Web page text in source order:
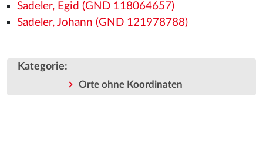
Sadeler, Egid (GND 118064657)
Sadeler, Johann (GND 121978788)
Kategorie:
Orte ohne Koordinaten